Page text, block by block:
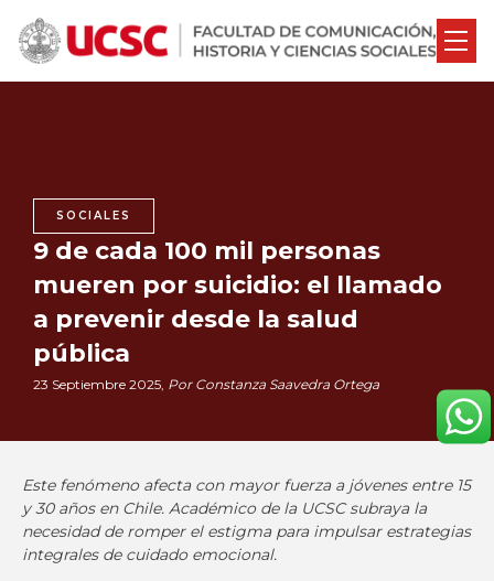
SOCIALES
9 de cada 100 mil personas
mueren por suicidio: el llamado
a prevenir desde la salud
pública
23 Septiembre 2025, Por Constanza Saavedra Ortega
Este fenómeno afecta con mayor fuerza a jóvenes entre 15
y 30 años en Chile. Académico de la UCSC subraya la
necesidad de romper el estigma para impulsar estrategias
integrales de cuidado emocional.